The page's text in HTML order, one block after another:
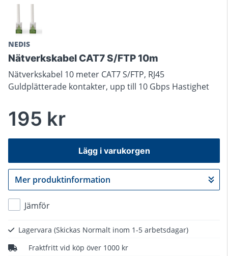
NEDIS
Nätverkskabel CAT7 S/FTP 10m
Nätverkskabel 10 meter CAT7 S/FTP, RJ45
Guldplätterade kontakter, upp till 10 Gbps Hastighet
195 kr
Lägg i varukorgen
Gå till kassan
Mer produktinformation
Jämför
Lagervara (Skickas Normalt inom 1-5 arbetsdagar)
Fraktfritt vid köp över 1000 kr